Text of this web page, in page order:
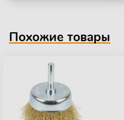
Похожие товары